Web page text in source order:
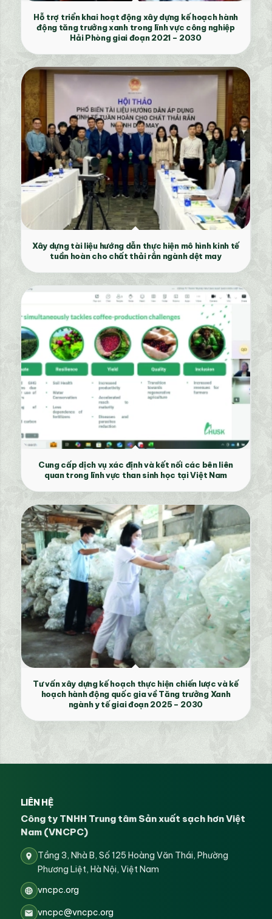
Hỗ trợ triển khai hoạt động xây dựng kế hoạch hành
động tăng trưởng xanh trong lĩnh vực công nghiệp
Hải Phòng giai đoạn 2021 – 2030
Xây dựng tài liệu hướng dẫn thực hiện mô hình kinh tế
tuần hoàn cho chất thải rắn ngành dệt may
Cung cấp dịch vụ xác định và kết nối các bên liên
quan trong lĩnh vực than sinh học tại Việt Nam
Tư vấn xây dựng kế hoạch thực hiện chiến lược và kế
hoạch hành động quốc gia về Tăng trưởng Xanh
ngành y tế giai đoạn 2025 – 2030
LIÊN HỆ
Công ty TNHH Trung tâm Sản xuất sạch hơn Việt
Nam (VNCPC)
Tầng 3, Nhà B, Số 125 Hoàng Văn Thái, Phường
Phương Liệt, Hà Nội, Việt Nam
vncpc.org
vncpc@vncpc.org